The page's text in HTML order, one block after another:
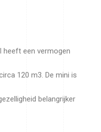
heeft een vermogen
120 m3. De mini is
belangrijker